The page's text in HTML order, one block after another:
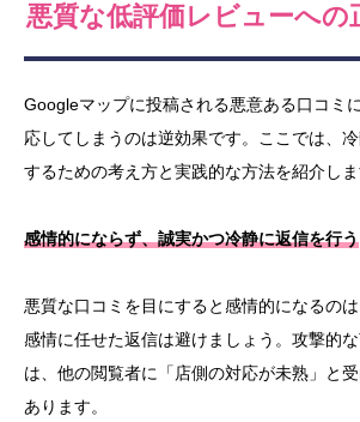
悪質な低評価レビューへの
Googleマップに投稿される悪意ある口コミ
応してしまうのは逆効果です。ここでは、
するための考え方と実践的な方法を紹介しま
感情的にならず、誠実かつ冷静に返信を行う
悪質な口コミを目にすると感情的になるのは
感情に任せた返信は避けましょう。攻撃的
は、他の閲覧者に「店側の対応が未熟」と
あります。